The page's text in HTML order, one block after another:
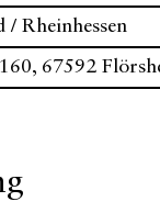
/ Rheinhessen
67592